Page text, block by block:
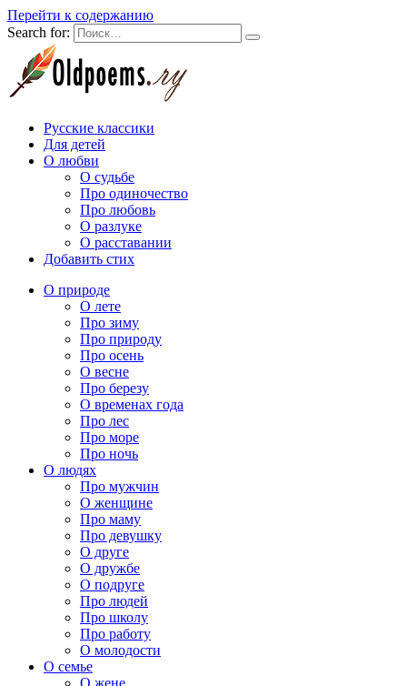
Перейти к содержанию
Search for:
Русские классики
Для детей
О любви
О судьбе
Про одиночество
Про любовь
О разлуке
О расставании
Добавить стих
О природе
О лете
Про зиму
Про природу
Про осень
О весне
Про березу
О временах года
Про лес
Про море
Про ночь
О людях
Про мужчин
О женщине
Про маму
Про девушку
О друге
О дружбе
О подруге
Про людей
Про школу
Про работу
О молодости
О семье
О жене